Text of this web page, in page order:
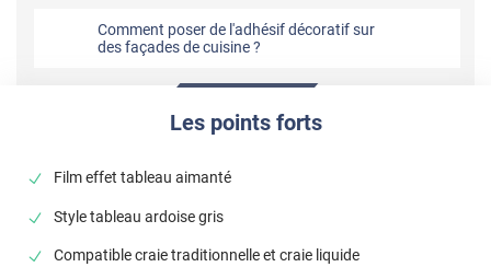
Comment poser de l'adhésif décoratif sur
des façades de cuisine ?
Les points forts
Film effet tableau aimanté
Style tableau ardoise gris
Compatible craie traditionnelle et craie liquide